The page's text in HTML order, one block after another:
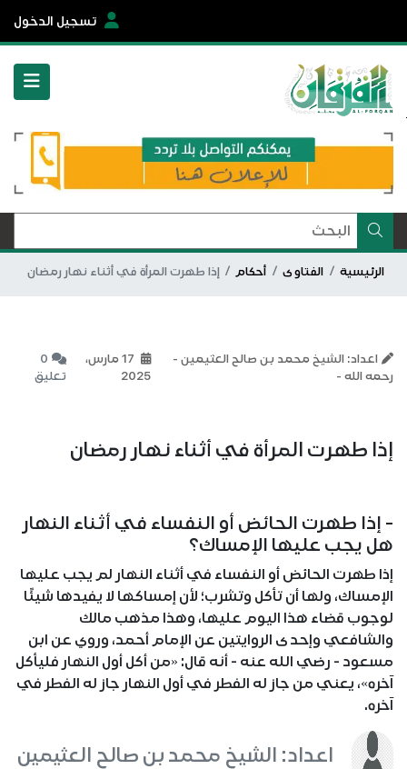
تسجيل الدخول
الرئيسية الفتاوى أحكام إذا طهرت المرأة في أثناء نهار رمضان
اعداد: الشيخ محمد بن صالح العثيمين -
رحمه الله -
17 مارس،
2025
0
تعليق
إذا طهرت المرأة في أثناء نهار رمضان
- إذا طهرت الحائض أو النفساء في أثناء النهار
هل يجب عليها الإمساك؟
إذا طهرت الحائض أو النفساء في أثناء النهار لم يجب عليها
الإمساك، ولها أن تأكل وتشرب؛ لأن إمساكها لا يفيدها شيئًا
لوجوب قضاء هذا اليوم عليها، وهذا مذهب مالك
والشافعي وإحدى الروايتين عن الإمام أحمد، وروي عن ابن
مسعود - رضي الله عنه - أنه قال: «من أكل أول النهار فليأكل
آخره»، يعني من جاز له الفطر في أول النهار جاز له الفطر في
آخره.
اعداد: الشيخ محمد بن صالح العثيمين